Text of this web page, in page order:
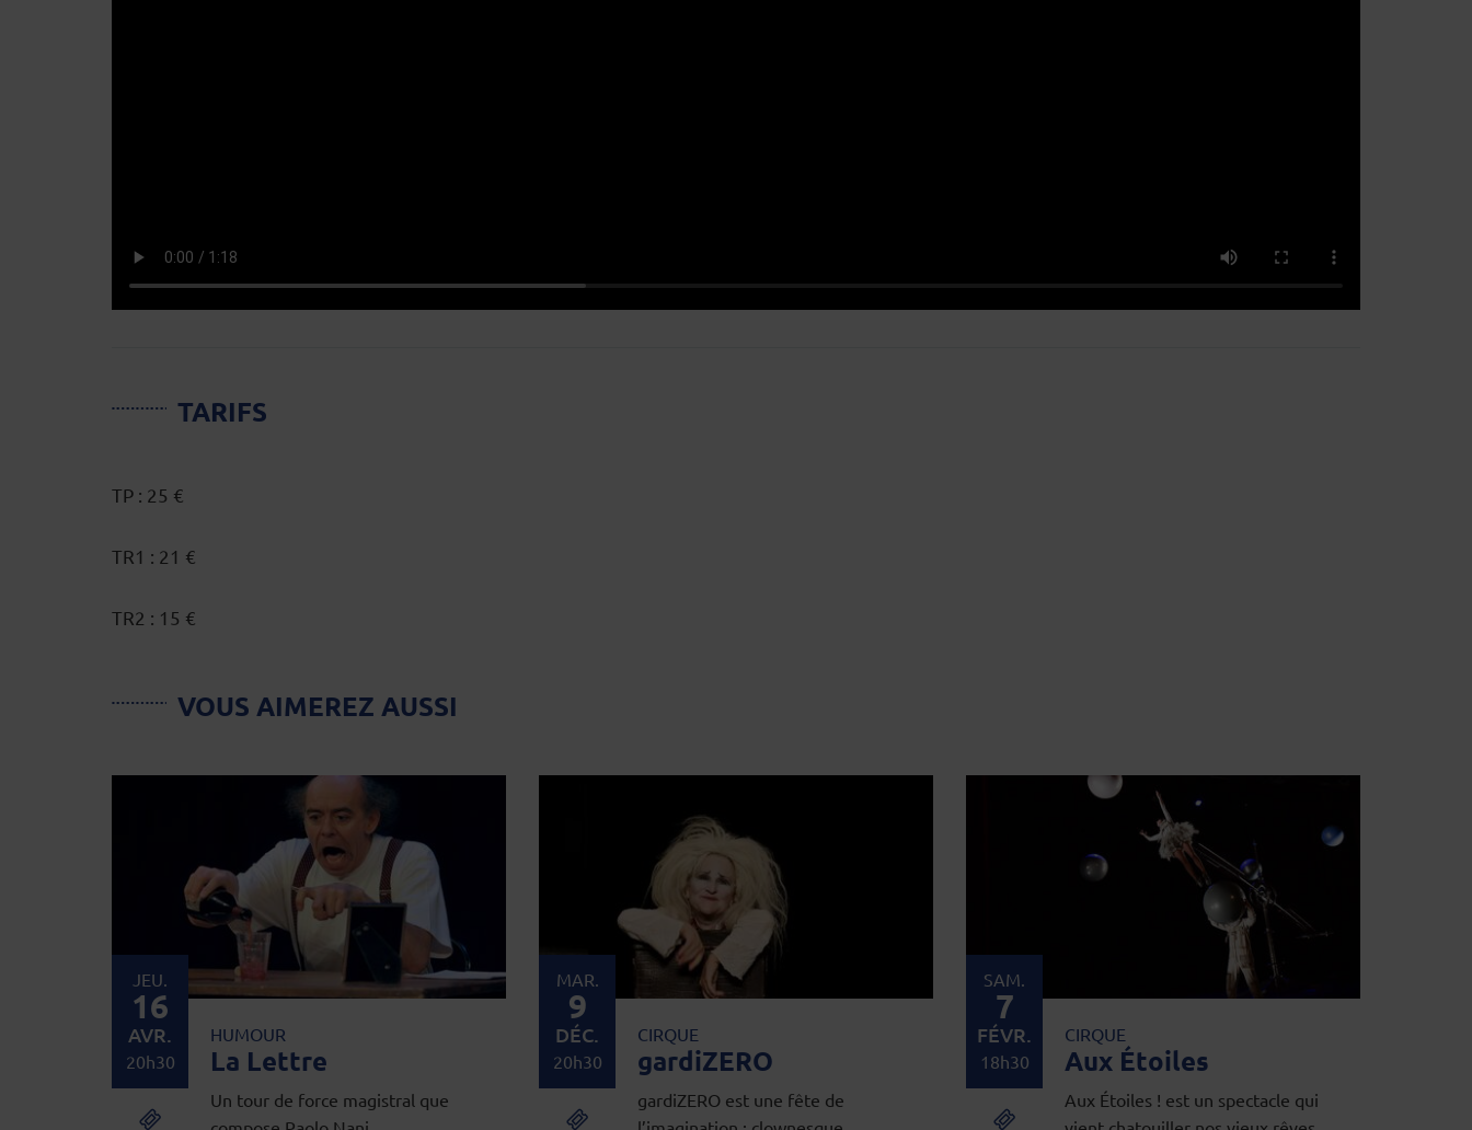
TARIFS
TP : 25 €
TR1 : 21 €
TR2 : 15 €
VOUS AIMEREZ AUSSI
HUMOUR
La Lettre
Un tour de force magistral que
JEU.
16
AVR.
20h30
CIRQUE
gardiZERO
gardiZERO est une fête de
MAR.
9
DÉC.
20h30
CIRQUE
Aux Étoiles
Aux Étoiles ! est un spectacle qui
SAM.
7
FÉVR.
18h30